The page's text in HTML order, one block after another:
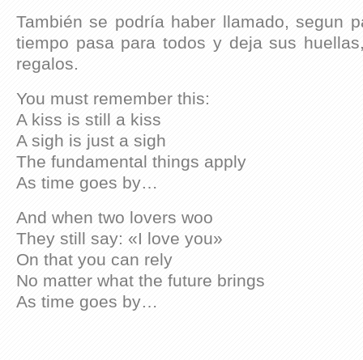
También se podría haber llamado, segun
tiempo pasa para todos y deja sus
regalos.
You must remember this:
A kiss is still a kiss
A sigh is just a sigh
The fundamental things apply
As time goes by…
And when two lovers woo
They still say: «I love you»
On that you can rely
No matter what the future brings
As time goes by…